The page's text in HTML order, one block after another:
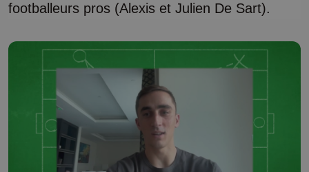
footballeurs pros (Alexis et Julien De Sart).